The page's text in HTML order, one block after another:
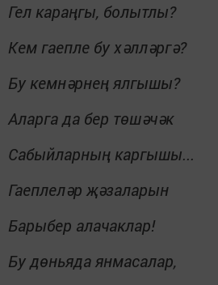
Гел караңгы, болытлы?
Кем гаепле бу хәлләргә?
Бу кемнәрнең ялгышы?
Аларга да бер төшәчәк
Сабыйларның каргышы...
Гаеплеләр җәзаларын
Барыбер алачаклар!
Бу дөньяда янмасалар,